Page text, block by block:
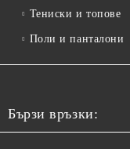
Тениски и топове
Поли и панталони
Бързи връзки: